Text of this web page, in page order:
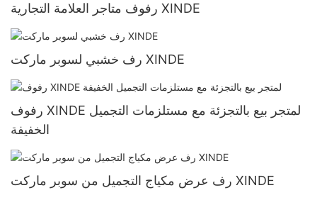
رفوف متاجر العلامة التجارية XINDE
رف خشبي لسوبر ماركت XINDE
رفوف XINDE لمتجر بيع بالتجزئة مع مستلزمات التجميل
الخفيفة
رف عرض مكياج التجميل من سوبر ماركت XINDE